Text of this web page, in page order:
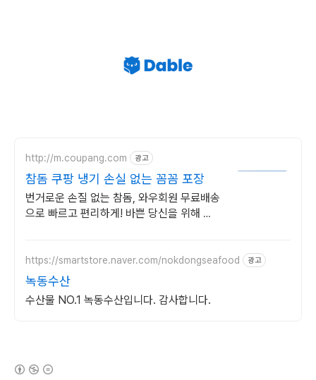
http://m.coupang.com 광고
참돔 쿠팡 냉기 손실 없는 꼼꼼 포장
번거로운 손질 없는 참돔, 와우회원 무료배송
으로 빠르고 편리하게! 바쁜 당신을 위해 깨
https://smartstore.naver.com/nokdongseafood 광고
녹동수산
수산물 NO.1 녹동수산입니다. 감사합니다.